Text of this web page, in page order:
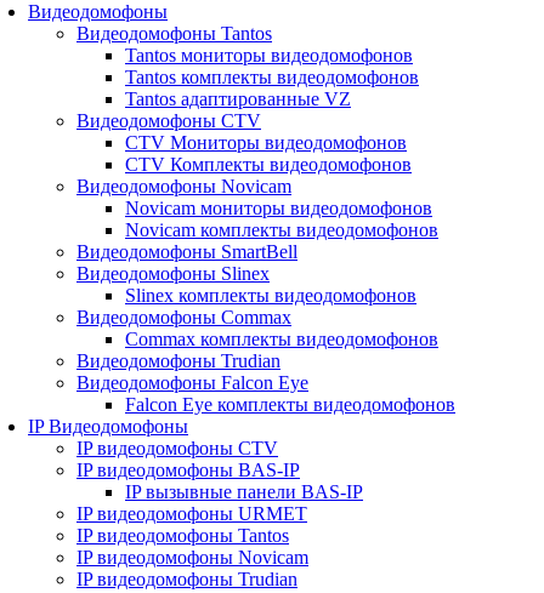
Видеодомофоны
Видеодомофоны Tantos
Tantos мониторы видеодомофонов
Tantos комплекты видеодомофонов
Tantos адаптированные VZ
Видеодомофоны CTV
CTV Мониторы видеодомофонов
CTV Комплекты видеодомофонов
Видеодомофоны Novicam
Novicam мониторы видеодомофонов
Novicam комплекты видеодомофонов
Видеодомофоны SmartBell
Видеодомофоны Slinex
Slinex комплекты видеодомофонов
Видеодомофоны Commax
Commax комплекты видеодомофонов
Видеодомофоны Trudian
Видеодомофоны Falcon Eye
Falcon Eye комплекты видеодомофонов
IP Видеодомофоны
IP видеодомофоны CTV
IP видеодомофоны BAS-IP
IP вызывные панели BAS-IP
IP видеодомофоны URMET
IP видеодомофоны Tantos
IP видеодомофоны Novicam
IP видеодомофоны Trudian